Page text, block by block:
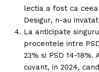
lectia a fost ca
Desigur, n-au
La anticipate
procentele intre
23% si PSD 14-
cuvant, in 2024,